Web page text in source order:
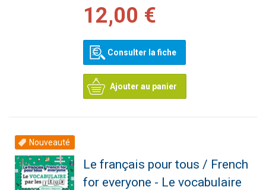
12,00 €
Consulter la fiche
Ajouter au panier
Nouveauté
Le français pour tous / French
for everyone - Le vocabulaire